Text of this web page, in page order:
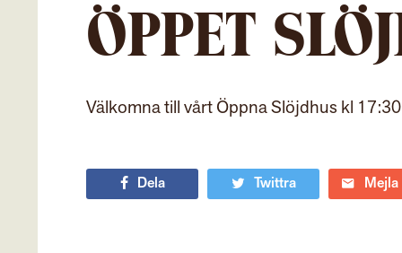
ÖPPET
Välkomna till vårt Öppna Slöjdhus kl
Dela Twittra